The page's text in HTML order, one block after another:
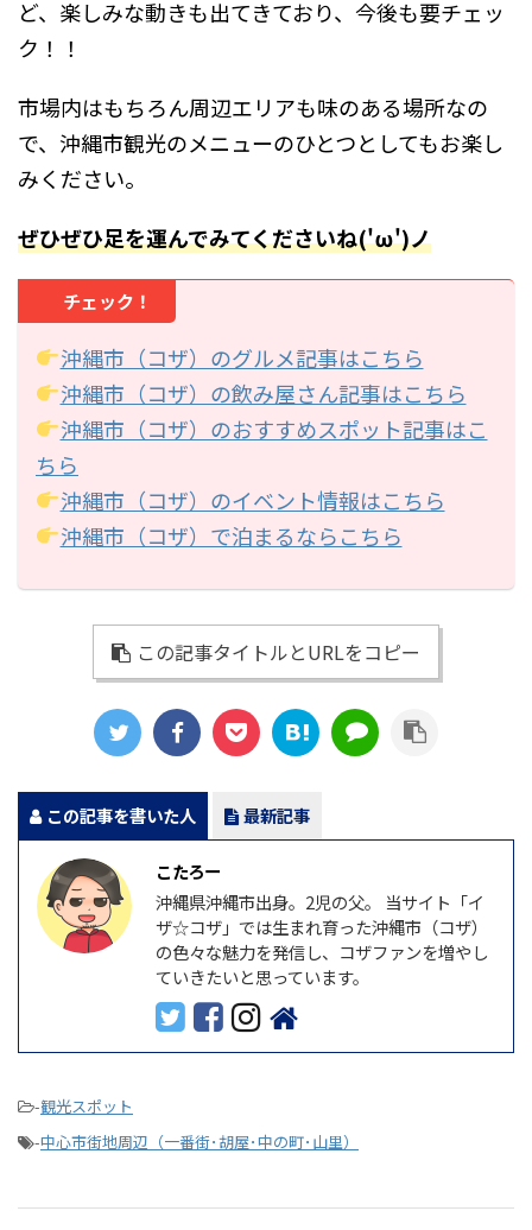
ど、楽しみな動きも出てきており、今後も要チェッ
ク！！
市場内はもちろん周辺エリアも味のある場所なの
で、沖縄市観光のメニューのひとつとしてもお楽し
みください。
ぜひぜひ足を運んでみてくださいね('ω')ノ
チェック！
沖縄市（コザ）のグルメ記事はこちら
沖縄市（コザ）の飲み屋さん記事はこちら
沖縄市（コザ）のおすすめスポット記事はこ
ちら
沖縄市（コザ）のイベント情報はこちら
沖縄市（コザ）で泊まるならこちら
この記事タイトルとURLをコピー
この記事を書いた人 最新記事
こたろー
沖縄県沖縄市出身。2児の父。 当サイト「イ
ザ☆コザ」では生まれ育った沖縄市（コザ）
の色々な魅力を発信し、コザファンを増やし
ていきたいと思っています。
-観光スポット
-中心市街地周辺（一番街･胡屋･中の町･山里）